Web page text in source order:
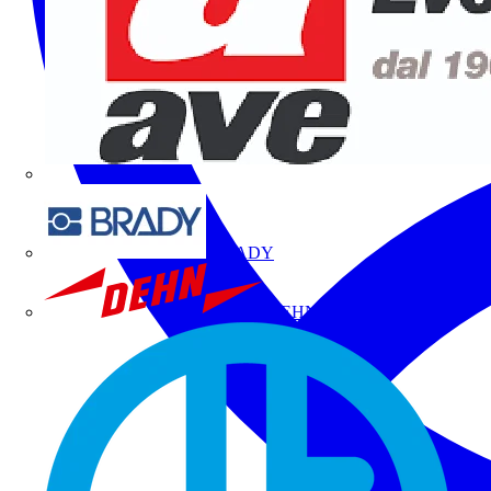
BRADY
DEHN